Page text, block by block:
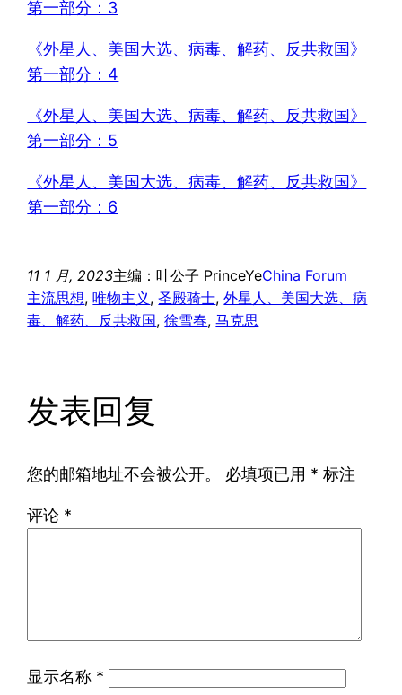
第一部分：3
《外星人、美国大选、病毒、解药、反共救国》
第一部分：4
《外星人、美国大选、病毒、解药、反共救国》
第一部分：5
《外星人、美国大选、病毒、解药、反共救国》
第一部分：6
11 1 月, 2023主编：叶公子 PrinceYeChina Forum
主流思想, 唯物主义 , 圣殿骑士, 外星人、美国大选、病
毒、解药、反共救国, 徐雪春, 马克思
发表回复
您的邮箱地址不会被公开。 必填项已用 * 标注
评论 *
显示名称 *